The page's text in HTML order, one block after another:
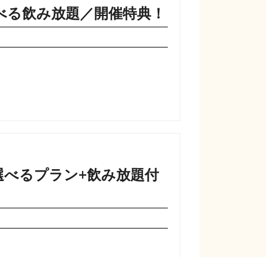
飲み放題／開催特典！
べるプラン+飲み放題付